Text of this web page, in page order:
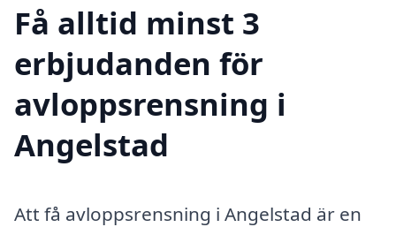
Få alltid minst 3
erbjudanden för
avloppsrensning i
Angelstad
Att få avloppsrensning i Angelstad är en